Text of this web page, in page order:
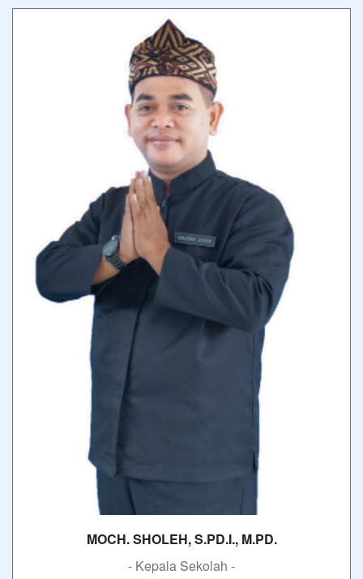
MOCH. SHOLEH, S.PD.I., M.PD.
- Kepala Sekolah -